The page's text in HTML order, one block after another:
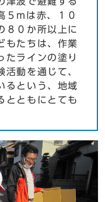
５mは赤、１０
８０か所以上に
もたちは、作業
たラインの塗り
活動を通じて、
るという、地域
とともにとても